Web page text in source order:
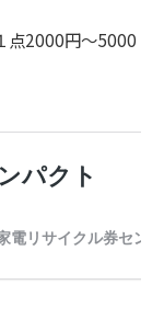
点2000円～5000